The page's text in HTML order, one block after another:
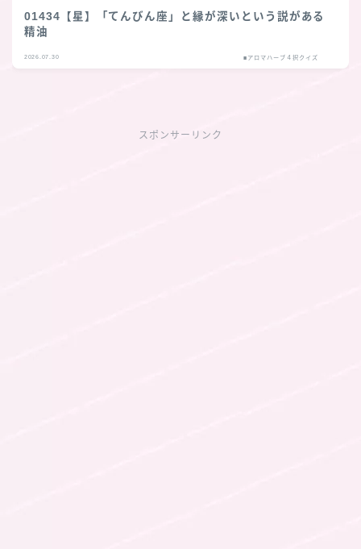
01434【星】「てんびん座」と縁が深いという説がある
精油
2026.07.30 ■アロマハーブ４択クイズ
スポンサーリンク